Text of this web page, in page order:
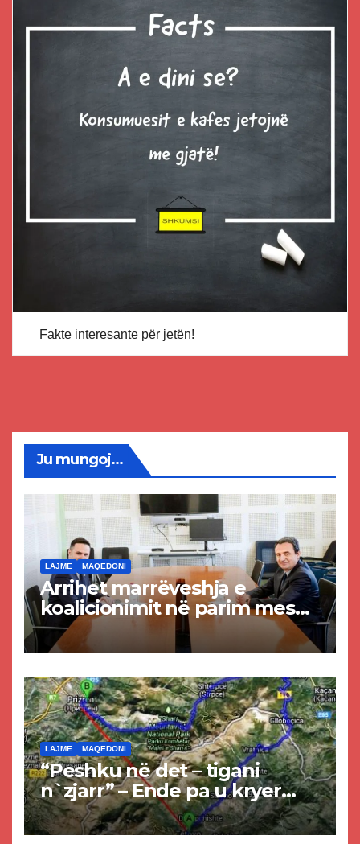
Fakte interesante për jetën!
Ju mungoj...
LAJME MAQEDONI
Arrihet marrëveshja e
koalicionimit në parim mes
Kurtit dhe Abdixhikut
LAJME MAQEDONI
“Peshku në det – tigani
n`zjarr” – Ende pa u kryer
projekti i tunelit, komuna e
Tetovës nis punimet për